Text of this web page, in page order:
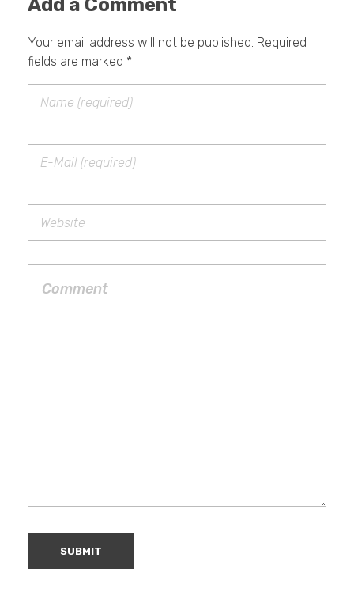
Add a Comment
Your email address will not be published. Required
fields are marked *